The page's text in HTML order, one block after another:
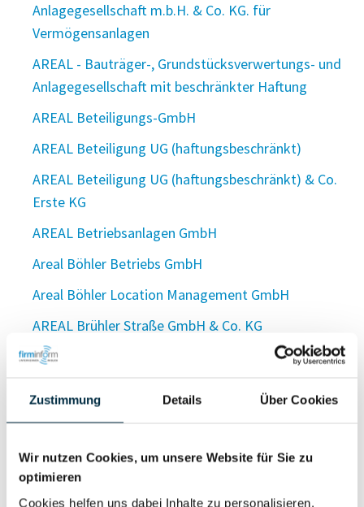
Zustimmung Details Über Cookies
Wir nutzen Cookies, um unsere Website für Sie zu
optimieren
Cookies helfen uns dabei Inhalte zu personalisieren,
Anlagegesellschaft m.b.H. & Co. KG. für
Vermögensanlagen
AREAL - Bauträger-, Grundstücksverwertungs- und
Anlagegesellschaft mit beschränkter Haftung
AREAL Beteiligungs-GmbH
AREAL Beteiligung UG (haftungsbeschränkt)
AREAL Beteiligung UG (haftungsbeschränkt) & Co.
Erste KG
AREAL Betriebsanlagen GmbH
Areal Böhler Betriebs GmbH
Areal Böhler Location Management GmbH
AREAL Brühler Straße GmbH & Co. KG
AREAL Brühler Straße Verwaltungs GmbH
AREAL Brühl Verwaltungs GmbH
Areal Capital II. Grundstücksgesellschaft mbH
Areal Capital III. Grundstücksgesellschaft mbH